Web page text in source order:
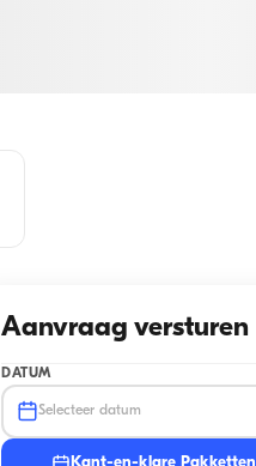
Aanvraag versturen
DATUM
Selecteer datum